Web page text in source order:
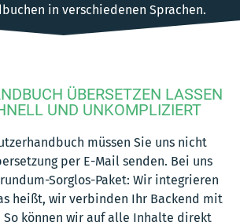
in verschiedenen Sprachen.
ÜBERSETZEN LASSEN
UND UNKOMPLIZIERT
müssen Sie uns nicht
per E-Mail senden. Bei uns
Sorglos-Paket: Wir integrieren
heißt, wir verbinden Ihr Backend mit
So können wir auf alle Inhalte direkt